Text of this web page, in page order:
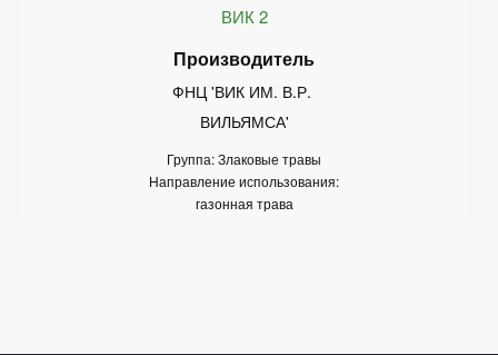
ВИК 2
ФНЦ 'ВИК ИМ. В.Р.
ВИЛЬЯМСА'
Группа: Злаковые травы
Направление использования:
газонная трава